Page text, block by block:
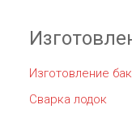
Изготовление
Сварка лодок